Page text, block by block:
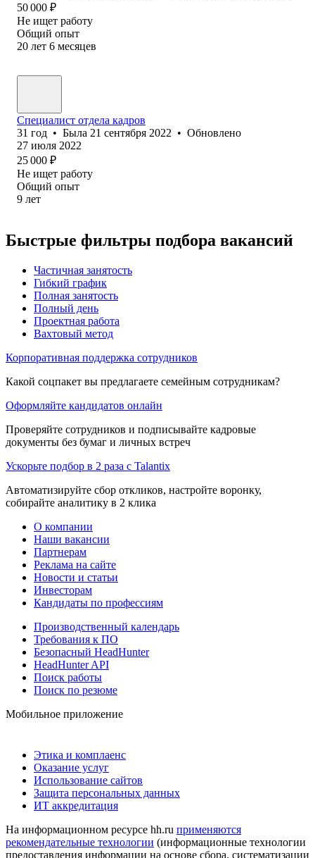
50 000 ₽
Не ищет работу
Общий опыт
20 лет 6 месяцев
Специалист отдела кадров
31 год • Была 21 сентября 2022 • Обновлено
27 июля 2022
25 000 ₽
Не ищет работу
Общий опыт
9 лет
Быстрые фильтры подбора вакансий
Частичная занятость
Гибкий график
Полная занятость
Полный день
Проектная работа
Вахтовый метод
Корпоративная поддержка сотрудников
Какой соцпакет вы предлагаете семейным сотрудникам?
Оформляйте кандидатов онлайн
Проверяйте сотрудников и подписывайте кадровые
документы без бумаг и личных встреч
Ускорьте подбор в 2 раза с Talantix
Автоматизируйте сбор откликов, настройте воронку,
собирайте аналитику в 2 клика
О компании
Наши вакансии
Партнерам
Реклама на сайте
Новости и статьи
Инвесторам
Кандидаты по профессиям
Производственный календарь
Требования к ПО
Безопасный HeadHunter
HeadHunter API
Поиск работы
Поиск по резюме
Мобильное приложение
Этика и комплаенс
Оказание услуг
Использование сайтов
Защита персональных данных
ИТ аккредитация
На информационном ресурсе hh.ru применяются
рекомендательные технологии (информационные технологии
предоставления информации на основе сбора, систематизации